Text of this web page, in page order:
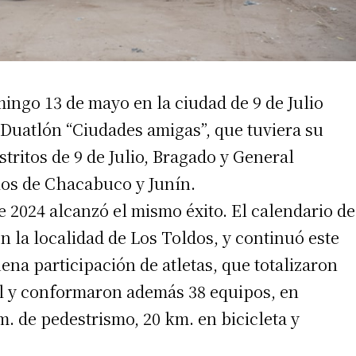
13 de mayo en la ciudad de 9 de Julio
“Ciudades amigas”, que tuviera su
de 9 de Julio, Bragado y General
de Chacabuco y Junín.
alcanzó el mismo éxito. El calendario de
la localidad de Los Toldos, y continuó este
participación de atletas, que totalizaron
conformaron además 38 equipos, en
de pedestrismo, 20 km. en bicicleta y